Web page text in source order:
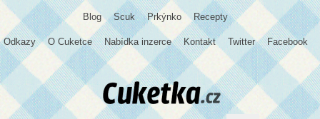
Blog Scuk Prkýnko Recepty
Odkazy O Cuketce Nabídka inzerce Kontakt Twitter Facebook